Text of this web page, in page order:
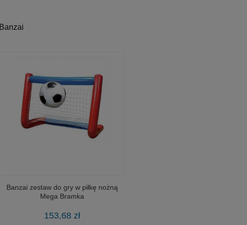
Banzai
Banzai zestaw do gry w piłkę nożną
Mega Bramka
153,68 zł